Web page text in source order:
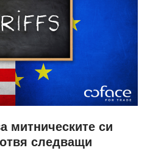
митническите си
следващи